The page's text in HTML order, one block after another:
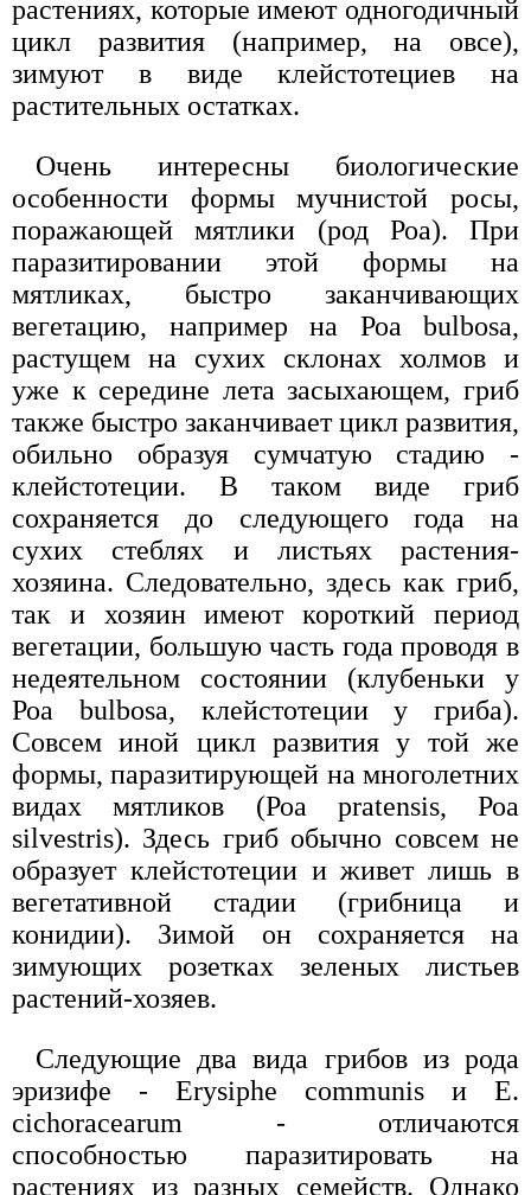
растениях, которые имеют одногодичный
цикл развития (например, на овсе),
зимуют в виде клейстотециев на
растительных остатках.
Очень интересны биологические
особенности формы мучнистой росы,
поражающей мятлики (род Роа). При
паразитировании этой формы на
мятликах, быстро заканчивающих
вегетацию, например на Роа bulbosa,
растущем на сухих склонах холмов и
уже к середине лета засыхающем, гриб
также быстро заканчивает цикл развития,
обильно образуя сумчатую стадию -
клейстотеции. В таком виде гриб
сохраняется до следующего года на
сухих стеблях и листьях растения-
хозяина. Следовательно, здесь как гриб,
так и хозяин имеют короткий период
вегетации, большую часть года проводя в
недеятельном состоянии (клубеньки у
Роа bulbosa, клейстотеции у гриба).
Совсем иной цикл развития у той же
формы, паразитирующей на многолетних
видах мятликов (Роа pratensis, Роа
silvestris). Здесь гриб обычно совсем не
образует клейстотеции и живет лишь в
вегетативной стадии (грибница и
конидии). Зимой он сохраняется на
зимующих розетках зеленых листьев
растений-хозяев.
Следующие два вида грибов из рода
эризифе - Erysiphe communis и Е.
cichoracearum - отличаются
способностью паразитировать на
растениях из разных семейств. Однако